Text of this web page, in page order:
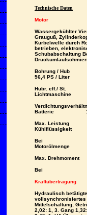
Technische Daten
Motor
Wassergekühlter
Grauguß,
Kurbelwelle durch
betrieben,
Schubabschaltung
Bohrung /
56,4 PS / Liter
Hubr. eff./
Batterie 12 V
Max.
Kühlflüssigkeit
Bei
Motorölmenge
Max.
Bei
Kraftübertragung
Hydraulisch
vollsynchronisiertes
Mittelschaltung,
2,02: 1, 3. Gang